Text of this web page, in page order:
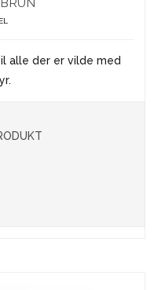
alle der er vilde med